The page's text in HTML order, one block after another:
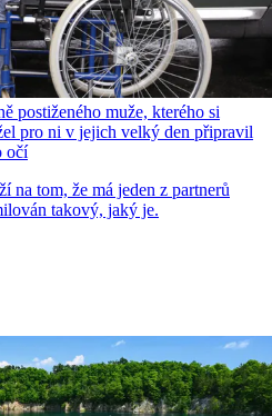
postiženého muže, kterého si
pro ni v jejich velký den připravil
očí
na tom, že má jeden z partnerů
takový, jaký je.